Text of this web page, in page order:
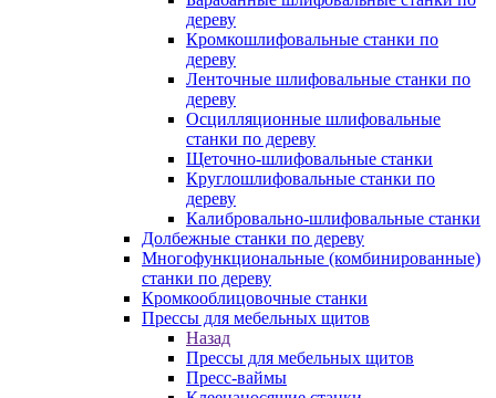
дереву
Кромкошлифовальные станки по
дереву
Ленточные шлифовальные станки по
дереву
Осцилляционные шлифовальные
станки по дереву
Щеточно-шлифовальные станки
Круглошлифовальные станки по
дереву
Калибровально-шлифовальные станки
Долбежные станки по дереву
Многофункциональные (комбинированные)
станки по дереву
Кромкооблицовочные станки
Прессы для мебельных щитов
Назад
Прессы для мебельных щитов
Пресс-ваймы